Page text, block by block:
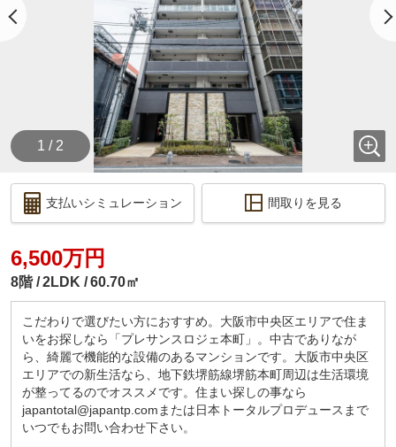
1 / 2
支払いシミュレーション 間取りを見る
6,500万円
8階 2LDK 60.70㎡
こだわりで選びたい方におすすめ。大阪市中央区エリアで住ま
いをお探しなら「プレサンスロジェ本町」。中古でありなが
ら、綺麗で機能的な設備のあるマンションです。大阪市中央区
エリアでの新生活なら、地下鉄堺筋線堺筋本町周辺は生活環境
が整ってるのでオススメです。住まい探しの事なら
japantotal@japantp.comまたは日本トータルプロデュースまで
いつでもお問い合わせ下さい。